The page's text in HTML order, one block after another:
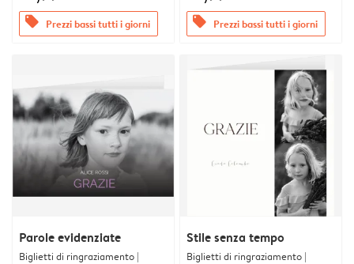
offers Prezzi bassi tutti i giorni offers Prezzi bassi tutti i giorni
Parole evidenziate
Biglietti di ringraziamento |
Stile senza tempo
Biglietti di ringraziamento |